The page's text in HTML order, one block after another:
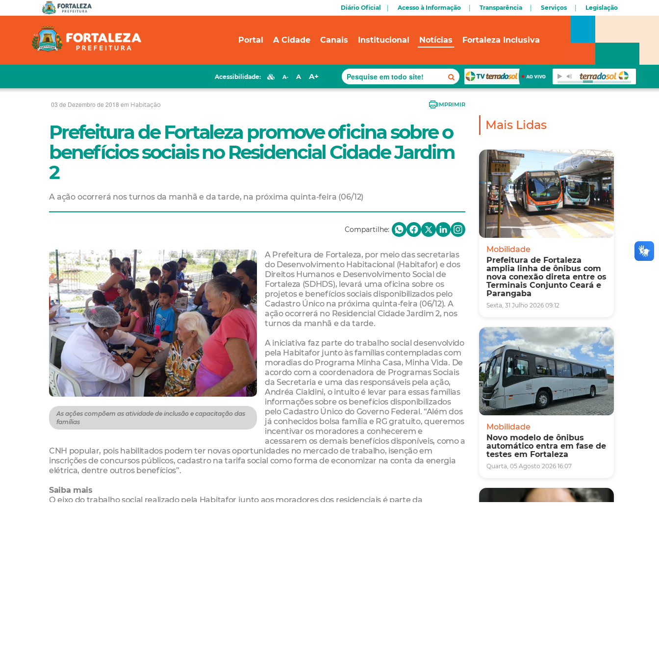
Diário Oficial Acesso à Informação Transparência Serviços Legislação
Portal A Cidade Canais Institucional Notícias Fortaleza Inclusiva
Acessibilidade: A- A A+
03 de Dezembro de 2018 em Habitação IMPRIMIR
Prefeitura de Fortaleza promove oficina sobre o
benefícios sociais no Residencial Cidade Jardim
2
A ação ocorrerá nos turnos da manhã e da tarde, na próxima quinta-feira (06/12)
Compartilhe:
As ações compõem as atividade de inclusão e capacitação das
famílias
A Prefeitura de Fortaleza, por meio das secretarias
do Desenvolvimento Habitacional (Habitafor) e dos
Direitos Humanos e Desenvolvimento Social de
Fortaleza (SDHDS), levará uma oficina sobre os
projetos e benefícios sociais disponibilizados pelo
Cadastro Único na próxima quinta-feira (06/12). A
ação ocorrerá no Residencial Cidade Jardim 2, nos
turnos da manhã e da tarde.
A iniciativa faz parte do trabalho social desenvolvido
pela Habitafor junto às famílias contempladas com
moradias do Programa Minha Casa, Minha Vida. De
acordo com a coordenadora de Programas Sociais
da Secretaria e uma das responsáveis pela ação,
Andréa Cialdini, o intuito é levar para essas famílias
informações sobre os benefícios disponibilizados
pelo Cadastro Único do Governo Federal. “Além dos
já conhecidos bolsa família e RG gratuito, queremos
incentivar os moradores a conhecerem e
acessarem os demais benefícios disponíveis, como a
CNH popular, pois habilitados podem ter novas oportunidades no mercado de trabalho, isenção em
inscrições de concursos públicos, cadastro na tarifa social como forma de economizar na conta da energia
elétrica, dentre outros benefícios”.
Saiba mais
O eixo do trabalho social realizado pela Habitafor junto aos moradores dos residenciais é parte da
Mais Lidas
Mobilidade
Prefeitura de Fortaleza
amplia linha de ônibus com
nova conexão direta entre os
Terminais Conjunto Ceará e
Parangaba
Sexta, 31 Julho 2026 09:12
Mobilidade
Novo modelo de ônibus
automático entra em fase de
testes em Fortaleza
Quarta, 05 Agosto 2026 16:07